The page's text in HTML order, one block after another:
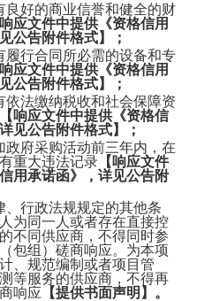
项目
良好的商业信誉和健全的财
响应文件中提供《资格信用
公告附件格式】
；
履行合同所必需的设备和专
响应文件中提供《资格信用
公告附件格式】
；
依法缴纳税收和社会保障资
【 响应文件中提供《资格信
见公告附件格式】
；
政府采购活动前三年内，在
重大违法记录 【 响应文件
用承诺函》，详见公告附
、行政法规规定的其他条
为同一人或者存在直接控
不同供应商，不得同时参
包组）磋商响应。为本项
、规范编制或者项目管
等服务的供应商，不得再
响应 【提供书面声明 】 。